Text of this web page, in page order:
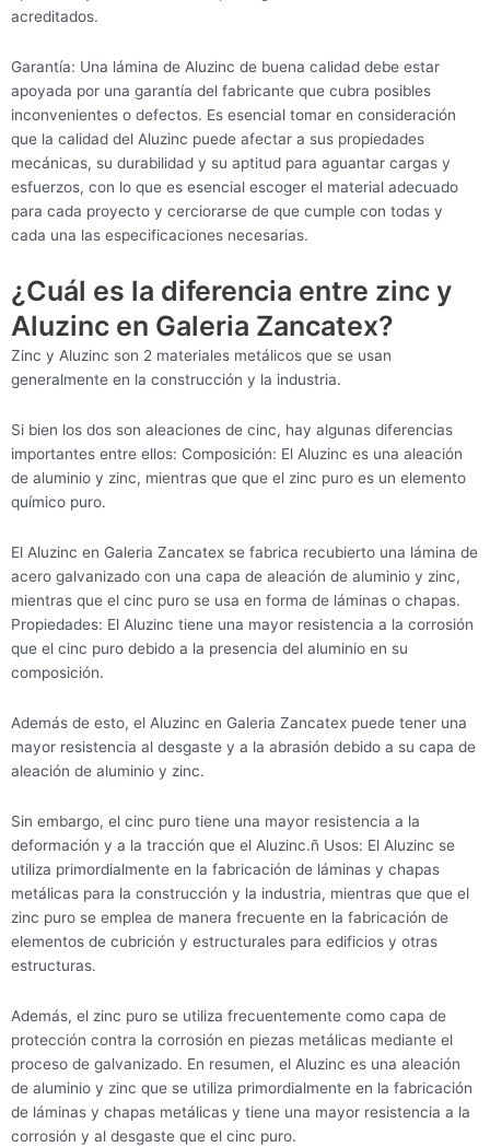
acreditados.
Garantía: Una lámina de Aluzinc de buena calidad debe estar
apoyada por una garantía del fabricante que cubra posibles
inconvenientes o defectos. Es esencial tomar en consideración
que la calidad del Aluzinc puede afectar a sus propiedades
mecánicas, su durabilidad y su aptitud para aguantar cargas y
esfuerzos, con lo que es esencial escoger el material adecuado
para cada proyecto y cerciorarse de que cumple con todas y
cada una las especificaciones necesarias.
¿Cuál es la diferencia entre zinc y
Aluzinc en Galeria Zancatex?
Zinc y Aluzinc son 2 materiales metálicos que se usan
generalmente en la construcción y la industria.
Si bien los dos son aleaciones de cinc, hay algunas diferencias
importantes entre ellos: Composición: El Aluzinc es una aleación
de aluminio y zinc, mientras que que el zinc puro es un elemento
químico puro.
El Aluzinc en Galeria Zancatex se fabrica recubierto una lámina de
acero galvanizado con una capa de aleación de aluminio y zinc,
mientras que el cinc puro se usa en forma de láminas o chapas.
Propiedades: El Aluzinc tiene una mayor resistencia a la corrosión
que el cinc puro debido a la presencia del aluminio en su
composición.
Además de esto, el Aluzinc en Galeria Zancatex puede tener una
mayor resistencia al desgaste y a la abrasión debido a su capa de
aleación de aluminio y zinc.
Sin embargo, el cinc puro tiene una mayor resistencia a la
deformación y a la tracción que el Aluzinc.ñ Usos: El Aluzinc se
utiliza primordialmente en la fabricación de láminas y chapas
metálicas para la construcción y la industria, mientras que que el
zinc puro se emplea de manera frecuente en la fabricación de
elementos de cubrición y estructurales para edificios y otras
estructuras.
Además, el zinc puro se utiliza frecuentemente como capa de
protección contra la corrosión en piezas metálicas mediante el
proceso de galvanizado. En resumen, el Aluzinc es una aleación
de aluminio y zinc que se utiliza primordialmente en la fabricación
de láminas y chapas metálicas y tiene una mayor resistencia a la
corrosión y al desgaste que el cinc puro.